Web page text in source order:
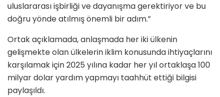
uluslararası işbirliği ve dayanışma gerektiriyor ve bu
doğru yönde atılmış önemli bir adım.”
Ortak açıklamada, anlaşmada her iki ülkenin
gelişmekte olan ülkelerin iklim konusunda ihtiyaçlarını
karşılamak için 2025 yılına kadar her yıl ortaklaşa 100
milyar dolar yardım yapmayı taahhüt ettiği bilgisi
paylaşıldı.